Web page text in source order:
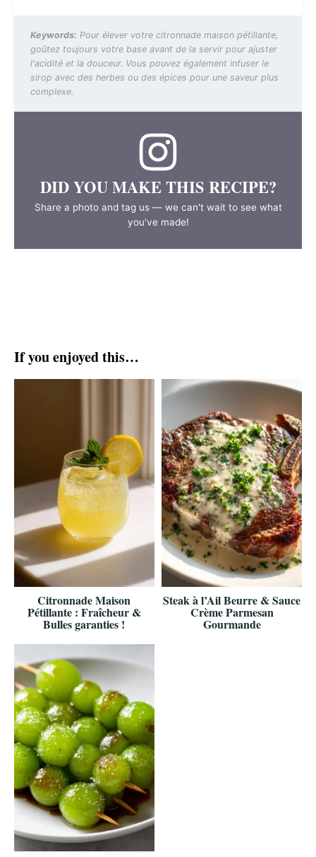
Keywords: Pour élever votre citronnade maison pétillante,
goûtez toujours votre base avant de la servir pour ajuster
l'acidité et la douceur. Vous pouvez également infuser le
sirop avec des herbes ou des épices pour une saveur plus
complexe.
DID YOU MAKE THIS RECIPE?
Share a photo and tag us — we can't wait to see what
you've made!
If you enjoyed this…
Citronnade Maison
Pétillante : Fraîcheur &
Bulles garanties !
Steak à l’Ail Beurre & Sauce
Crème Parmesan
Gourmande